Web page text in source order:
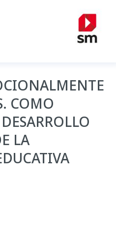
COMO
LA